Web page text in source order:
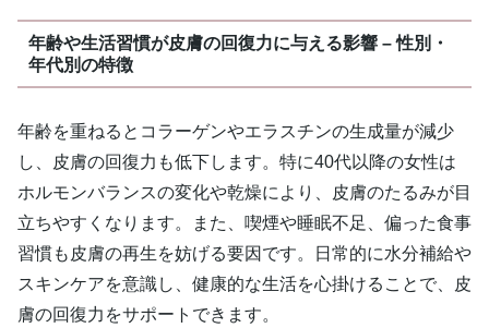
年齢や生活習慣が皮膚の回復力に与える影響 – 性別・
年代別の特徴
年齢を重ねるとコラーゲンやエラスチンの生成量が減少
し、皮膚の回復力も低下します。特に40代以降の女性は
ホルモンバランスの変化や乾燥により、皮膚のたるみが目
立ちやすくなります。また、喫煙や睡眠不足、偏った食事
習慣も皮膚の再生を妨げる要因です。日常的に水分補給や
スキンケアを意識し、健康的な生活を心掛けることで、皮
膚の回復力をサポートできます。